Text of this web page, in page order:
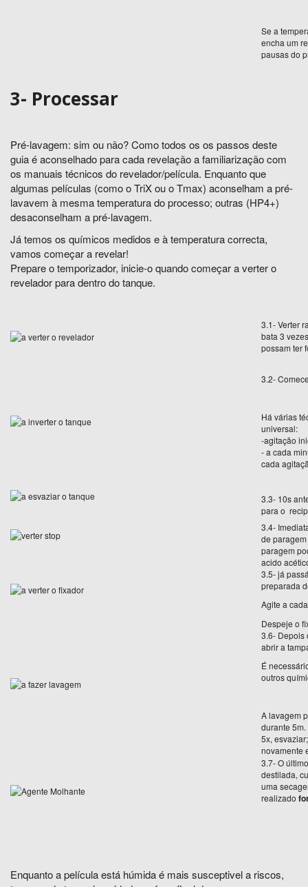
Se a
encha um
pausas do
3- Processar
Pré-lavagem: sim ou não? Como todos os os passos deste
guia é aconselhado para cada revelação a familiarização com
os manuais técnicos do revelador/película. Enquanto que
algumas películas (como o TriX ou o Tmax) aconselham a pré-
lavavem à mesma temperatura do processo; outras (HP4+)
desaconselham a pré-lavagem.
Já temos os químicos medidos e à temperatura correcta,
vamos começar a revelar!
Prepare o temporizador, inicie-o quando começar a vertero
revelador para dentro do tanque.
3.1- Verter
bata 3
possam ter
3.2-
Há várias
universal:
-agitação
- a cada
cada
3.3- 10s
para o
3.4-
de
paragem
acido
3.5- já
preparada
Agite a
Despeje o
3.6- Depois
abrir a
É
outros
A lavagem
durante
5x,
novamente
3.7- O
destilada,
uma
realizado
Enquanto a película está húmida é mais susceptivel a riscos,